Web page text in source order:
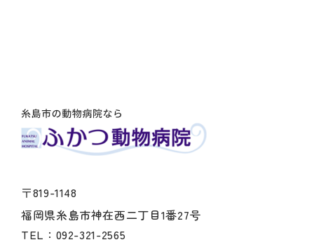
〒819-1148
福岡県糸島市神在西二丁目1番27号
TEL：092-321-2565